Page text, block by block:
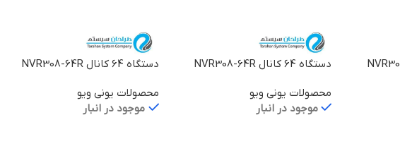
دستگاه 64 کانال NVR308-64R
محصولات یونی ویو
موجود در انبار
دستگاه 64 کانال NVR308-64R
محصولات یونی ویو
موجود در انبار